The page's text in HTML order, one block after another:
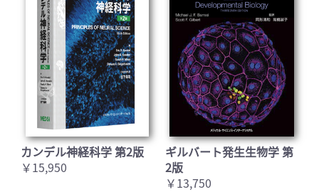
カンデル神経科学 第2版
￥15,950
ギルバート発生生物学 第
2版
￥13,750